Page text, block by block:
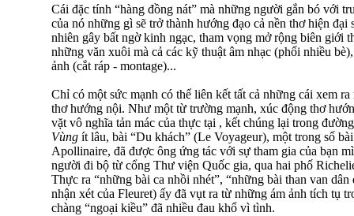
Cái đặc tính “hàng đồng nát” mà những người gắn bó với
của nó những gì sẽ trở thành hướng đạo cả nền thơ hiện
nhiên gây bất ngờ kinh ngạc, tham vọng mở rộng biên giới
những văn xuôi mà cả các kỹ thuật âm nhạc (phối nhiều
ảnh (cắt ráp - montage)...
Chỉ có một sức mạnh có thể liên kết tất cả những cái xem
thơ hướng nội. Như một từ trường mạnh, xúc động thơ
vặt vô nghĩa tản mác của thực tại , kết chúng lại trong
Vùng ít lâu, bài “Du khách” (Le Voyageur), một trong số
Apollinaire, đã được ông ứng tác với sự tham gia của bạn
người đi bộ từ cổng Thư viện Quốc gia, qua hai phố
Thực ra “những bài ca nhồi nhét”, “những bài than van
nhận xét của Fleuret) ấy đã vụt ra từ những ám ảnh tích tụ
chàng “ngoại kiều” đã nhiều đau khổ vì tình.